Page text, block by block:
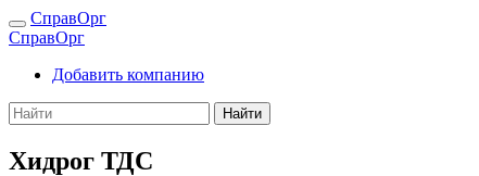
СправОрг
СправОрг
Добавить компанию
Найти
Хидрог ТДС